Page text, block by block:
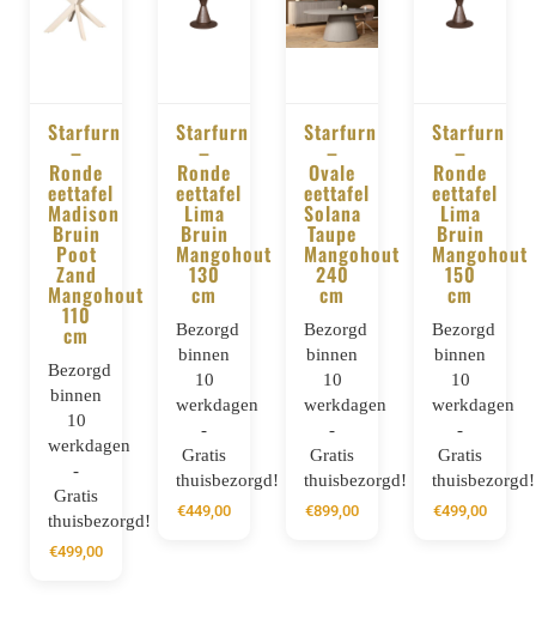
BESTELLEN
Starfurn
–
Ronde
eettafel
Madison
Bruin
Poot
Zand
Mangohout
110
cm
Bezorgd
binnen
10
werkdagen
-
Gratis
thuisbezorgd!
€499,00
BESTELLEN
Starfurn
–
Ronde
eettafel
Lima
Bruin
Mangohout
130
cm
Bezorgd
binnen
10
werkdagen
-
Gratis
thuisbezorgd!
€449,00
BESTELLEN
Starfurn
–
Ovale
eettafel
Solana
Taupe
Mangohout
240
cm
Bezorgd
binnen
10
werkdagen
-
Gratis
thuisbezorgd!
€899,00
BESTELLEN
Starfurn
–
Ronde
eettafel
Lima
Bruin
Mangohout
150
cm
Bezorgd
binnen
10
werkdagen
-
Gratis
thuisbezorgd!
€499,00